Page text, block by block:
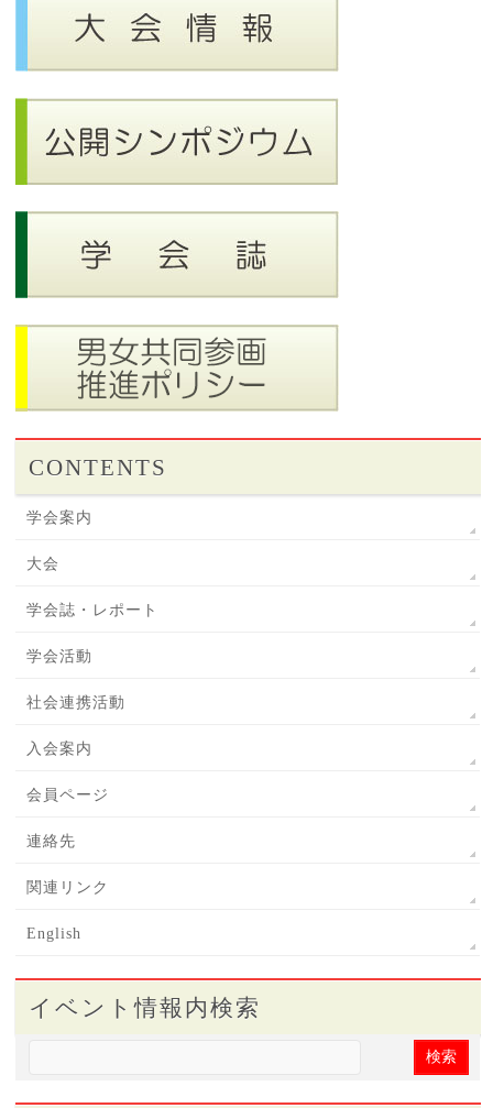
CONTENTS
学会案内
大会
学会誌・レポート
学会活動
社会連携活動
入会案内
会員ページ
連絡先
関連リンク
English
イベント情報内検索